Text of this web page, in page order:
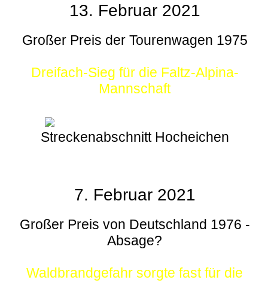
13. Februar 2021
Großer Preis der Tourenwagen 1975
Dreifach-Sieg für die Faltz-Alpina-
Mannschaft
Streckenabschnitt Hocheichen
7. Februar 2021
Großer Preis von Deutschland 1976 -
Absage?
Waldbrandgefahr sorgte fast für die